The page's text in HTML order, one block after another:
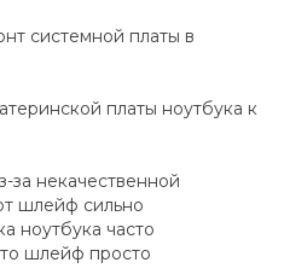
системной платы в
платы ноутбука к
за некачественной
шлейф сильно
ноутбука часто
то шлейф просто